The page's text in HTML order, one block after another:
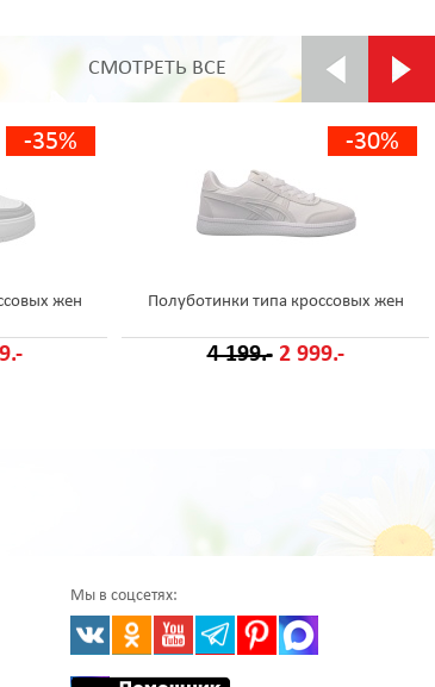
СМОТРЕТЬ ВСЕ
-35%
жен
-30%
Полуботинки типа кроссовых жен
4 199.- 2 999.-
Мы в соцсетях: